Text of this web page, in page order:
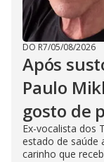
DO R7/05/08/2026
Após
Paulo
gosto de
Ex-vocalista dos
estado de saúde
carinho que